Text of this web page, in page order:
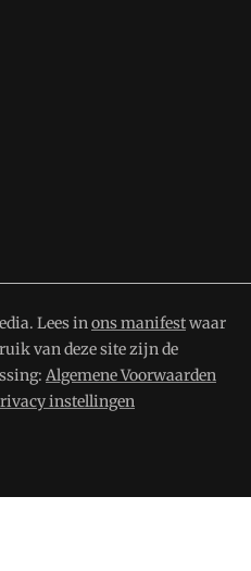
Lees inons manifestwaar
van deze site zijn de
Algemene Voorwaarden
instellingen